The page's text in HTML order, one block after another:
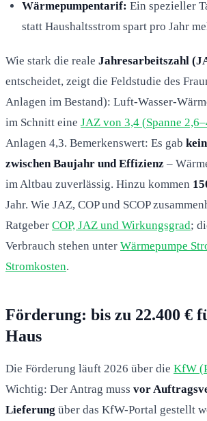
Wärmepumpentarif: Ein spezieller
statt Haushaltsstrom spart pro Jahr
Wie stark die reale Jahresarbeitszahl
entscheidet, zeigt die Feldstudie des
Anlagen im Bestand): Luft-Wasser-
im Schnitt eine JAZ von 3,4 (Spanne
Anlagen 4,3. Bemerkenswert: Es gab
zwischen Baujahr und Effizienz –
im Altbau zuverlässig. Hinzu kommen
Jahr. Wie JAZ, COP und SCOP
Ratgeber COP, JAZ und Wirkungsgrad;
Verbrauch stehen unter Wärmepumpe
Stromkosten.
Förderung: bis zu 22.400 €
Haus
Die Förderung läuft 2026 über die KfW
Wichtig: Der Antrag muss vor
Lieferung über das KfW-Portal gestellt